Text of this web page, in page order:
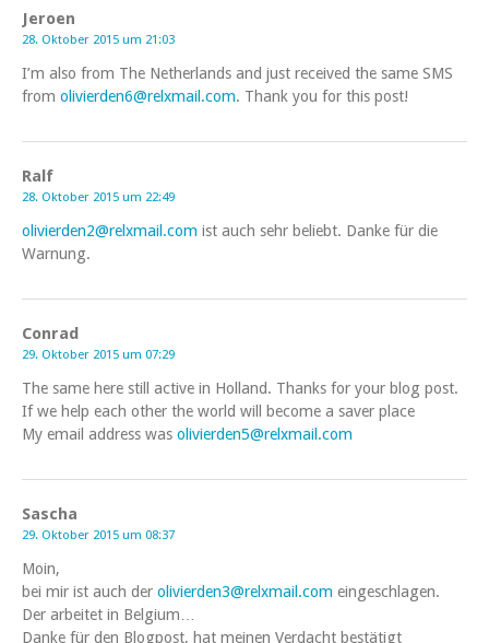
Jeroen
28. Oktober 2015 um 21:03
I’m also from The Netherlands and just received the same SMS
from olivierden6@relxmail.com. Thank you for this post!
Ralf
28. Oktober 2015 um 22:49
olivierden2@relxmail.com ist auch sehr beliebt. Danke für die
Warnung.
Conrad
29. Oktober 2015 um 07:29
The same here still active in Holland. Thanks for your blog post.
If we help each other the world will become a saver place
My email address was olivierden5@relxmail.com
Sascha
29. Oktober 2015 um 08:37
Moin,
bei mir ist auch der olivierden3@relxmail.com eingeschlagen.
Der arbeitet in Belgium…
Danke für den Blogpost, hat meinen Verdacht bestätigt